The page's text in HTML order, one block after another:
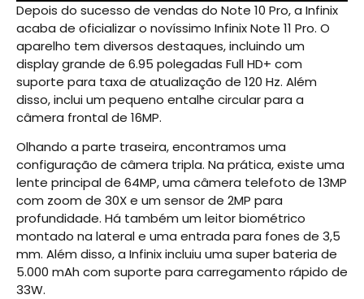
Depois do sucesso de vendas do Note 10 Pro, a Infinix
acaba de oficializar o novíssimo Infinix Note 11 Pro. O
aparelho tem diversos destaques, incluindo um
display grande de 6.95 polegadas Full HD+ com
suporte para taxa de atualização de 120 Hz. Além
disso, inclui um pequeno entalhe circular para a
câmera frontal de 16MP.
Olhando a parte traseira, encontramos uma
configuração de câmera tripla. Na prática, existe uma
lente principal de 64MP, uma câmera telefoto de 13MP
com zoom de 30X e um sensor de 2MP para
profundidade. Há também um leitor biométrico
montado na lateral e uma entrada para fones de 3,5
mm. Além disso, a Infinix incluiu uma super bateria de
5.000 mAh com suporte para carregamento rápido de
33W.